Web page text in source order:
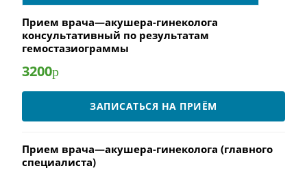
Прием врача—акушера-гинеколога
консультативный по результатам
гемостазиограммы
3200р
ЗАПИСАТЬСЯ НА ПРИЁМ
Прием врача—акушера-гинеколога (главного
специалиста)